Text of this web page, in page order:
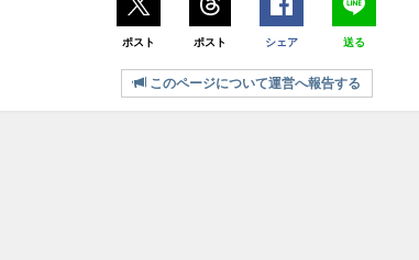
ポスト ポスト シェア 送る
このページについて運営へ報告する